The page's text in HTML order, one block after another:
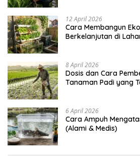
12 April 2026
Cara Membangun
Berkelanjutan di
8 April 2026
Dosis dan Cara
Tanaman Padi yang
6 April 2026
Cara Ampuh
(Alami & Medis)